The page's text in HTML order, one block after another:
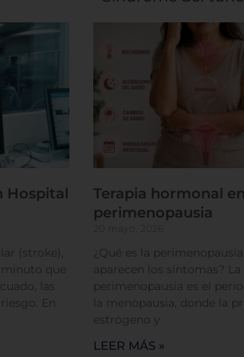
Hospital
(stroke),
que
las
En
Terapia hormonal
perimenopausia
¿Qué es la
aparecen los síntomas? La
perimenopausia es el
la menopausia, donde la
estrógeno y
LEER MÁS »